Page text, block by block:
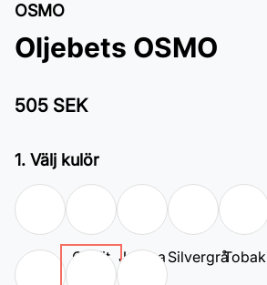
OSMO
Oljebets OSMO
505 SEK
1. Välj kulör
Vit Grafit Jatoba SilvergråTobak